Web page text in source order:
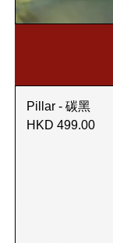
Pillar - 碳黑
HKD 499.00